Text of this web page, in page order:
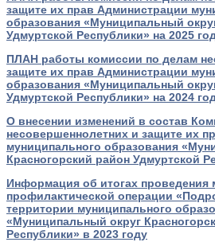
защите их прав Администрации
образования «Муниципальный
Удмуртской Республики» на 2025
ПЛАН работы комиссии по делам
защите их прав Администрации
образования «Муниципальный
Удмуртской Республики» на 2024
О внесении изменений в состав
несовершеннолетних и защите их
муниципального образования
Красногорский район Удмуртской
Информация об итогах проведения
профилактической операции
территории муниципального
«Муниципальный округ
Республики» в 2023 году